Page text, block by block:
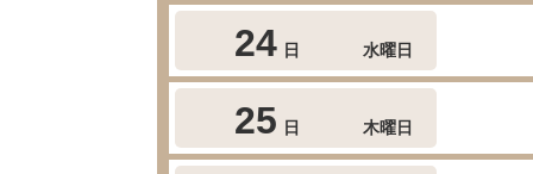
24 日 水曜日
25 日 木曜日